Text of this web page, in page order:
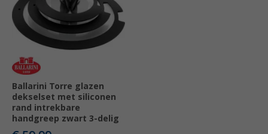
Ballarini Torre glazen
dekselset met siliconen
rand intrekbare
handgreep zwart 3-delig